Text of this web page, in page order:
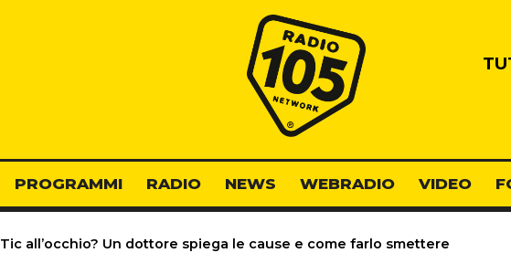
Radio 105
PROGRAMMI RADIO NEWS WEBRADIO VIDEO
Tic all’occhio? Un dottore spiega le cause e come farlo smettere